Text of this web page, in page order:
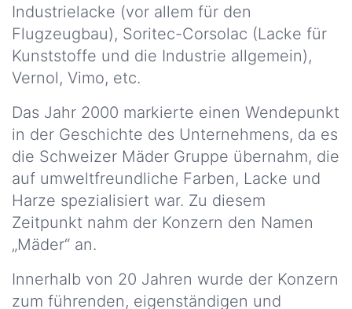
Industrielacke (vor allem für den
Flugzeugbau), Soritec-Corsolac (Lacke für
Kunststoffe und die Industrie allgemein),
Vernol, Vimo, etc.
Das Jahr 2000 markierte einen Wendepunkt
in der Geschichte des Unternehmens, da es
die Schweizer Mäder Gruppe übernahm, die
auf umweltfreundliche Farben, Lacke und
Harze spezialisiert war. Zu diesem
Zeitpunkt nahm der Konzern den Namen
„Mäder“ an.
Innerhalb von 20 Jahren wurde der Konzern
zum führenden, eigenständigen und